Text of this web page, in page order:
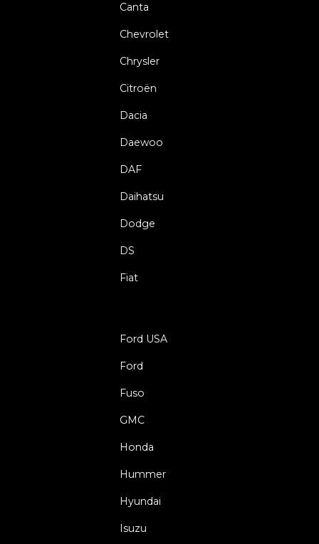
Canta
Chevrolet
Chrysler
Citroën
Dacia
Daewoo
DAF
Daihatsu
Dodge
DS
Fiat
Ford USA
Ford
Fuso
GMC
Honda
Hummer
Hyundai
Isuzu